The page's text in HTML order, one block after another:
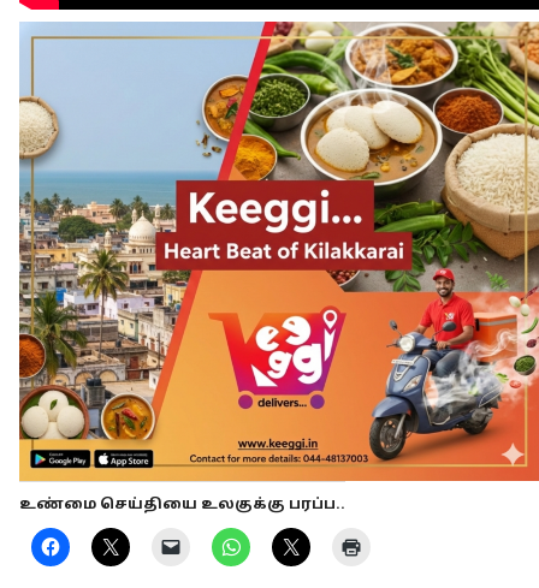
உண்மை செய்தியை உலகுக்கு பரப்ப..